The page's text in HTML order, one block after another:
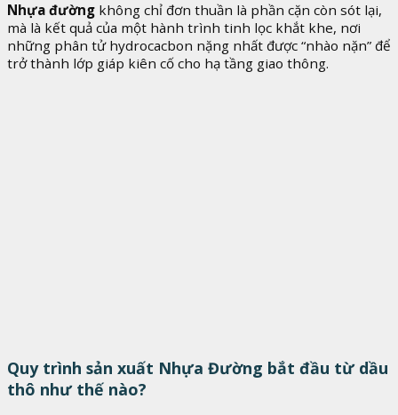
Nhựa đường không chỉ đơn thuần là phần cặn còn sót lại,
mà là kết quả của một hành trình tinh lọc khắt khe, nơi
những phân tử hydrocacbon nặng nhất được “nhào nặn” để
trở thành lớp giáp kiên cố cho hạ tầng giao thông.
Quy trình sản xuất Nhựa Đường bắt đầu từ dầu
thô như thế nào?